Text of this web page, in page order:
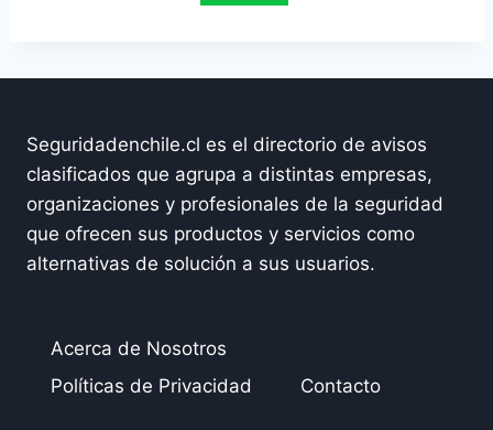
Seguridadenchile.cl es el directorio de avisos
clasificados que agrupa a distintas empresas,
organizaciones y profesionales de la seguridad
que ofrecen sus productos y servicios como
alternativas de solución a sus usuarios.
Acerca de Nosotros
Políticas de Privacidad
Contacto